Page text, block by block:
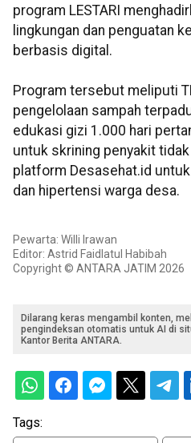
program LESTARI
lingkungan dan penguatan
berbasis digital.
Program tersebut meliputi
pengelolaan sampah
edukasi gizi 1.000 hari
untuk skrining penyakit
platform Desasehat.id
dan hipertensi warga desa.
Pewarta: Willi Irawan
Editor: Astrid Faidlatul Habibah
Copyright © ANTARA JATIM 2026
Dilarang keras mengambil konten,
pengindeksan otomatis untuk AI di
Kantor Berita ANTARA.
Tags: